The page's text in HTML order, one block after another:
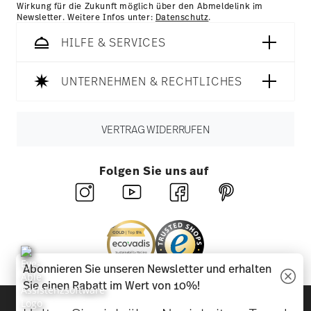
Wirkung für die Zukunft möglich über den Abmeldelink im
Newsletter. Weitere Infos unter: Datenschutz.
HILFE & SERVICES
UNTERNEHMEN & RECHTLICHES
VERTRAG WIDERRUFEN
Folgen Sie uns auf
Entdecken Sie unsere Marken
Abonnieren Sie unseren Newsletter und erhalten
Sie einen Rabatt im Wert von 10%!